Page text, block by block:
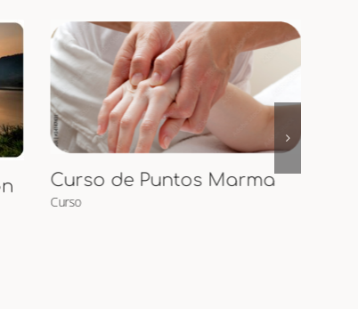
Curso Presencial de
Maternidad Ayurveda y